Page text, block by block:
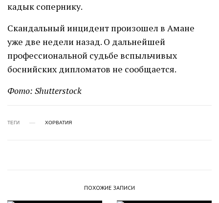
кадык сопернику.
Скандальный инцидент произошел в Амане
уже две недели назад. О дальнейшей
профессиональной судьбе вспыльчивых
боснийских дипломатов не сообщается.
Фото: Shutterstock
ТЕГИ ХОРВАТИЯ
ПОХОЖИЕ ЗАПИСИ